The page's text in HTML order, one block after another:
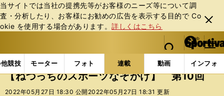
当サイトでは当社の提携先等がお客様のニーズ等について調
査・分析したり、お客様にお勧めの広告を表⽰する⽬的で Co
okie を使⽤する場合があります。詳しくはこちら
閉じ
る
web Sportiva (webスポルティーバ)
検索
マイペ
ー
ジ
メニュ
競技 モーター フォト 連載 動画 インフォ
b
ス
ポ
ル
連載コラム スポマン！ ねづっちのスポーツなぞか
【ねづっちのスポーツなぞかけ】 第10回
2022年05月27日 18:30 公開 2022年05月27日 18:31 更新